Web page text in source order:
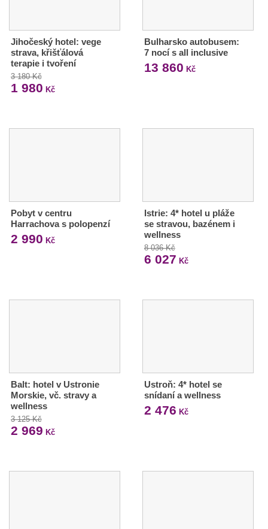
Jihočeský hotel: vege
strava, křišťálová
terapie i tvoření
3 180 Kč
1 980 Kč
Bulharsko autobusem:
7 nocí s all inclusive
13 860 Kč
Pobyt v centru
Harrachova s polopenzí
2 990 Kč
Istrie: 4* hotel u pláže
se stravou, bazénem i
wellness
8 036 Kč
6 027 Kč
Balt: hotel v Ustronie
Morskie, vč. stravy a
wellness
3 125 Kč
2 969 Kč
Ustroň: 4* hotel se
snídaní a wellness
2 476 Kč